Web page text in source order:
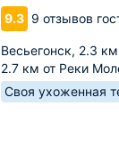
9.3 9 отзывов
Весьегонск, 2.3 км
2.7 км от Реки
Своя ухоженная